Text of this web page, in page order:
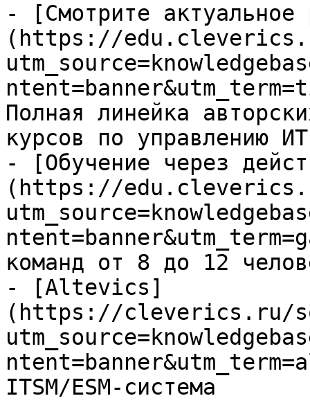
- [Смотрите актуальное
(https://
Полная линейка
курсов по управлению ИТ
- [Обучение через
(https://
команд от 8 до 12
- [Altevics]
(https://cleverics.ru/
ITSM/ESM-система